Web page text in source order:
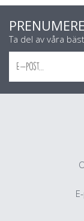
Ta del av våra